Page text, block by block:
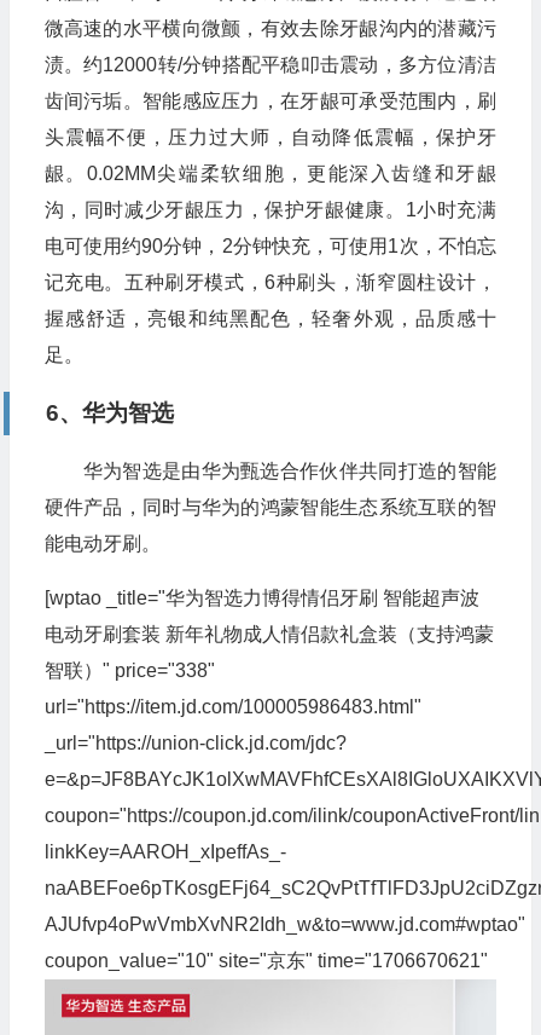
微高速的水平横向微颤，有效去除牙龈沟内的潜藏污
渍。约12000转/分钟搭配平稳叩击震动，多方位清洁
齿间污垢。智能感应压力，在牙龈可承受范围内，刷
头震幅不便，压力过大师，自动降低震幅，保护牙
龈。0.02MM尖端柔软细胞，更能深入齿缝和牙龈
沟，同时减少牙龈压力，保护牙龈健康。1小时充满
电可使用约90分钟，2分钟快充，可使用1次，不怕忘
记充电。五种刷牙模式，6种刷头，渐窄圆柱设计，
握感舒适，亮银和纯黑配色，轻奢外观，品质感十
足。
6、华为智选
华为智选是由华为甄选合作伙伴共同打造的智能
硬件产品，同时与华为的鸿蒙智能生态系统互联的智
能电动牙刷。
[wptao _title="华为智选力博得情侣牙刷 智能超声波
电动牙刷套装 新年礼物成人情侣款礼盒装（支持鸿蒙
智联）" price="338"
url="https://item.jd.com/100005986483.html"
_url="https://union-click.jd.com/jdc?
coupon="https://coupon.jd.com/ilink/couponActiveFront/
linkKey=AAROH_xIpeffAs_-
AJUfvp4oPwVmbXvNR2Idh_w&to=www.jd.com#wptao"
coupon_value="10" site="京东" time="1706670621"